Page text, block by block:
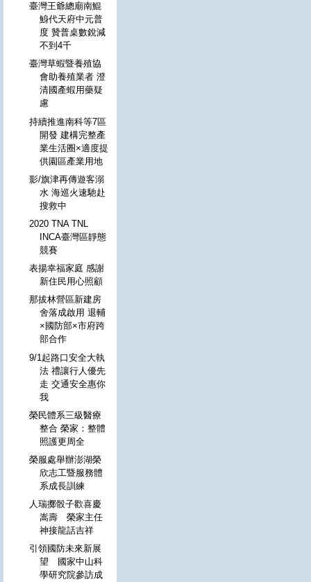
臺灣王爺總廟南鯤
鯓代天府中元普
度 贊普桌數銳減
不到4千
臺灣草蝦暨養殖協
會助養殖業者 澄
清國產蝦用藥疑
慮
持續推進南科等7區
開發 建構完整產
業生活圈×適度提
供園區產業用地
影/旗津再傳遊客溺
水 海巡火速馳赴
搜救中
2020 TNA TNL
INCA臺灣區靜態
競賽
表揚幸福家庭 感謝
新住民用心照顧
那拔林營區新建房
舍落成啟用 退輔
×國防部×市府跨
部合作
9/1起路口安全大執
法 禮讓行人優先
走 交通安全惠你
我
榮民體系三級醫療
整合 榮家：整體
照護更周全
榮服處舉辦澎湖榮
欣志工暨服務體
系成長訓練
人瑞擲骰子歡喜慶
嵩壽 榮家主任
神接龍話吉祥
引領國防未來新展
望 國家中山科
學研究院參訪成